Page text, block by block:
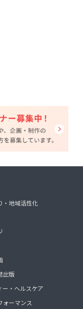
・地域活性化
出版
ー・ヘルスケア
ォーマンス